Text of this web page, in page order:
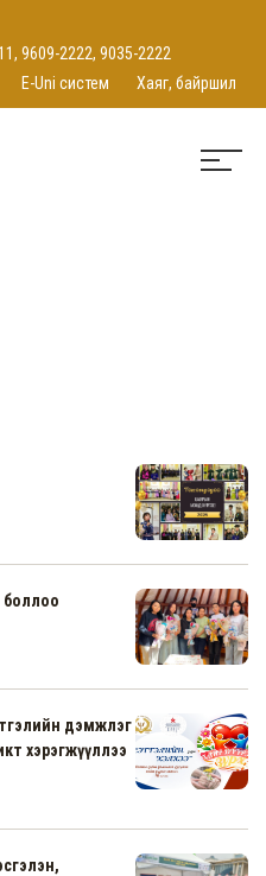
9609-2222, 9035-2222
E-Uni систем
Хаяг, байршил
боллоо
дэмжлэг
хэрэгжүүллээ